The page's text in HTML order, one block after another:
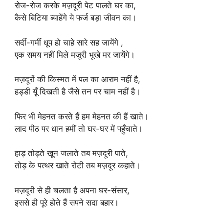
रोज-रोज करके मज़दूरी पेट पालते घर का,
कैसे बिटिया ब्याहेंगे ये फर्ज बड़ा जीवन का।
सर्दी-गर्मी धूप हो चाहे सारे सह जायेंगे ,
एक समय नहीं मिले मजूरी भूखे मर जायेंगे।
मज़दूरों की किस्मत में पल का आराम नहीं है,
हड्डी य़ूँ दिखती है जैसे तन पर चाम नहीं है।
फिर भी मेहनत करते हैं हम मेहनत की हैं खाते।
लाद पीठ पर धान हमीं तो घर-घर में पहुँचाते।
हाड़ तोड़ते खून जलाते तब मज़दूरी पाते,
तोड़ के पत्थर खाते रोटी तब मज़दूर कहाते।
मज़दूरी से ही चलता है अपना घर-संसार,
इससे ही पूरे होते हैं सपने सदा बहार।